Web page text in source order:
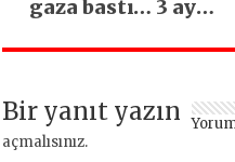
gaza bastı… 3 ayda
edildi
Bir yanıt yazın
açmalısınız.